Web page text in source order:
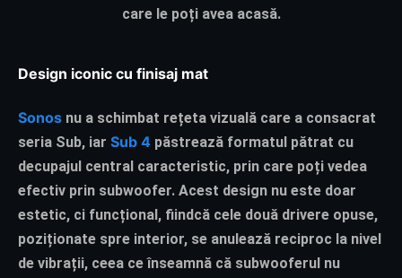
care le poți avea acasă.
Design iconic cu finisaj mat
Sonos nu a schimbat rețeta vizuală care a consacrat
seria Sub, iar Sub 4 păstrează formatul pătrat cu
decupajul central caracteristic, prin care poți vedea
efectiv prin subwoofer. Acest design nu este doar
estetic, ci funcțional, fiindcă cele două drivere opuse,
poziționate spre interior, se anulează reciproc la nivel
de vibrații, ceea ce înseamnă că subwooferul nu